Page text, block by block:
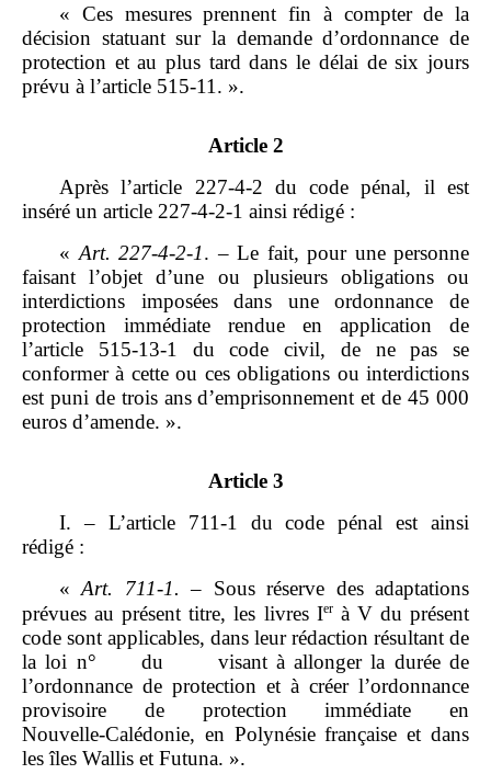
« Ces mesures prennent fin à compter de la
décision statuant sur la demande d’ordonnance de
protection et au plus tard dans le délai de six jours
prévu à l’article 515‑11. ».
Article 2
Après l’article 227‑4‑2 du code pénal, il est
inséré un article 227‑4‑2‑1 ainsi rédigé :
« Art. 227‑4‑2‑1. – Le fait, pour une personne
faisant l’objet d’une ou plusieurs obligations ou
interdictions imposées dans une ordonnance de
protection immédiate rendue en application de
l’article 515‑13‑1 du code civil, de ne pas se
conformer à cette ou ces obligations ou interdictions
est puni de trois ans d’emprisonnement et de 45 000
euros d’amende. ».
Article 3
I. – L’article 711‑1 du code pénal est ainsi
rédigé :
«Art. 711‑1. – Sous réserve des adaptations
prévues au présent titre, les livres Ierà V du présent
code sont applicables, dans leur rédaction résultant de
la loi n° du visant à allonger la durée de
l’ordonnance de protection et à créer l’ordonnance
provisoire de protection immédiate en
Nouvelle‑Calédonie, en Polynésie française et dans
les îles Wallis et Futuna. ».